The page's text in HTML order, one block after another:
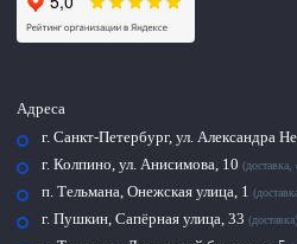
Адреса
г. Санкт-Петербург, ул. Александра
г. Колпино, ул. Анисимова, 10
п. Тельмана, Онежская улица, 1
г. Пушкин, Сапёрная улица, 33 (доставка)